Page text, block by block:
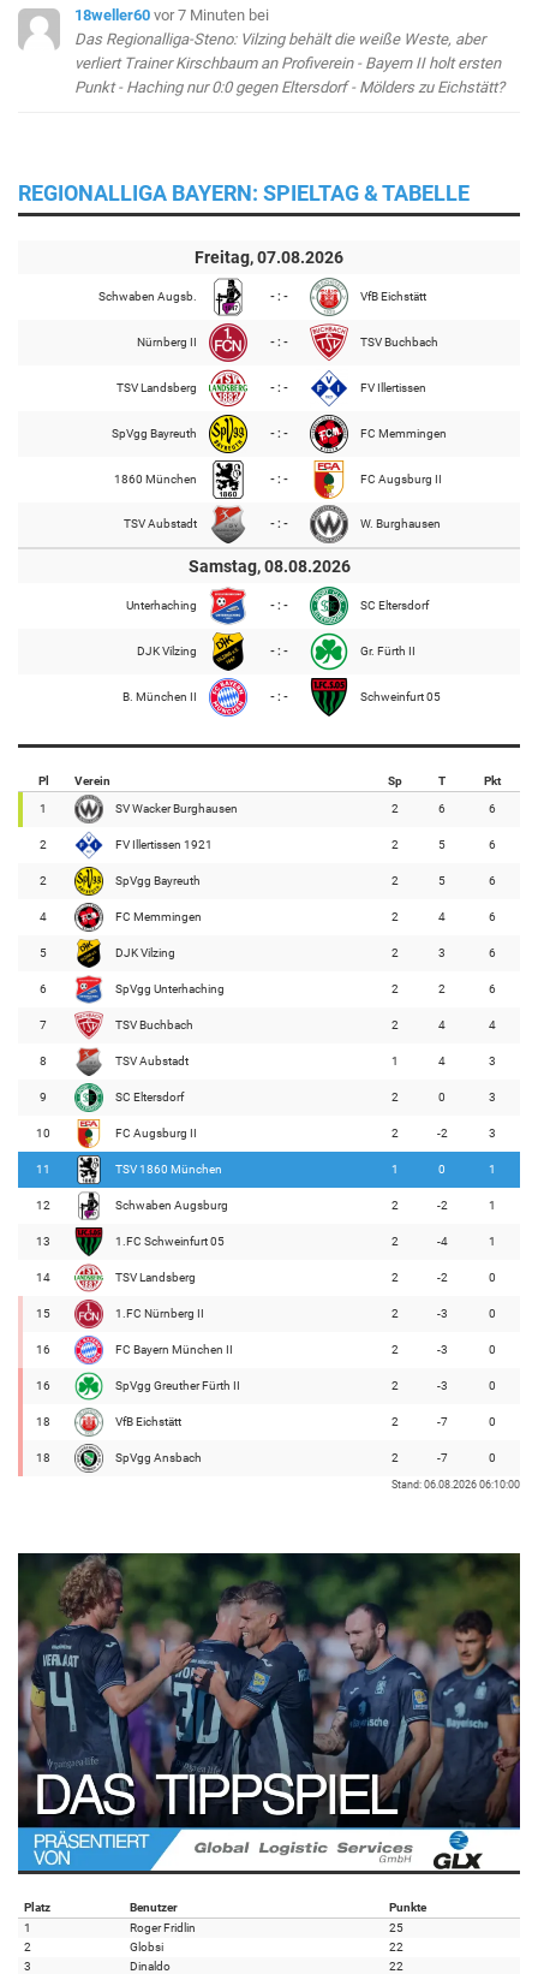
18weller60 vor 7 Minuten bei
Das Regionalliga-Steno: Vilzing behält die weiße Weste, aber
verliert Trainer Kirschbaum an Profiverein - Bayern II holt ersten
Punkt - Haching nur 0:0 gegen Eltersdorf - Mölders zu Eichstätt?
REGIONALLIGA BAYERN: SPIELTAG & TABELLE
Freitag, 07.08.2026
Schwaben Augsb. - : - VfB Eichstätt
Nürnberg II - : - TSV Buchbach
TSV Landsberg - : - FV Illertissen
SpVgg Bayreuth - : - FC Memmingen
1860 München - : - FC Augsburg II
TSV Aubstadt - : - W. Burghausen
Samstag, 08.08.2026
Unterhaching - : - SC Eltersdorf
DJK Vilzing - : - Gr. Fürth II
B. München II - : - Schweinfurt 05
Pl Verein Sp T Pkt
1 SV Wacker Burghausen 2 6 6
2 FV Illertissen 1921 2 5 6
2 SpVgg Bayreuth 2 5 6
4 FC Memmingen 2 4 6
5 DJK Vilzing 2 3 6
6 SpVgg Unterhaching 2 2 6
7 TSV Buchbach 2 4 4
8 TSV Aubstadt 1 4 3
9 SC Eltersdorf 2 0 3
10 FC Augsburg II 2 -2 3
11 TSV 1860 München 1 0 1
12 Schwaben Augsburg 2 -2 1
13 1.FC Schweinfurt 05 2 -4 1
14 TSV Landsberg 2 -2 0
15 1.FC Nürnberg II 2 -3 0
16 FC Bayern München II 2 -3 0
16 SpVgg Greuther Fürth II 2 -3 0
18 VfB Eichstätt 2 -7 0
18 SpVgg Ansbach 2 -7 0
Stand: 06.08.2026 06:10:00
Platz Benutzer
Punkte
1
Roger Fridlin
25
2
Globsi
22
3
Dinaldo
22